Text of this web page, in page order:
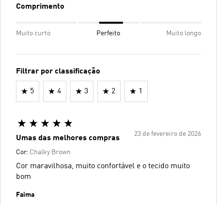
Comprimento
Muito curto Perfeito Muito longo
Filtrar por classificação
5 4 3 2 1
23 de fevereiro de 2026
Umas das melhores compras
Cor: Chalky Brown
Cor maravilhosa, muito confortável e o tecido muito
bom
Faima